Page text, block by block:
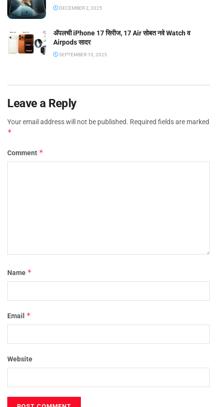
DECEMBER 2, 2025
ॲपलची iPhone 17 सिरीज, 17 Air सोबत नवे Watch व
Airpods सादर
SEPTEMBER 10, 2025
Leave a Reply
Your email address will not be published. Required fields are marked
*
Comment *
Name *
Email *
Website